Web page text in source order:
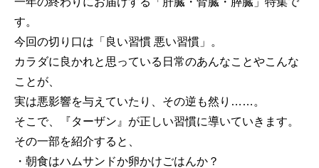
す。
今回の切り口は「良い習慣 悪い習慣」。
カラダに良かれと思っている日常のあんなことやこんな
ことが、
実は悪影響を与えていたり、その逆も然り……。
そこで、『ターザン』が正しい習慣に導いていきます。
その一部を紹介すると、
・朝食はハムサンドか卵かけごはんか？